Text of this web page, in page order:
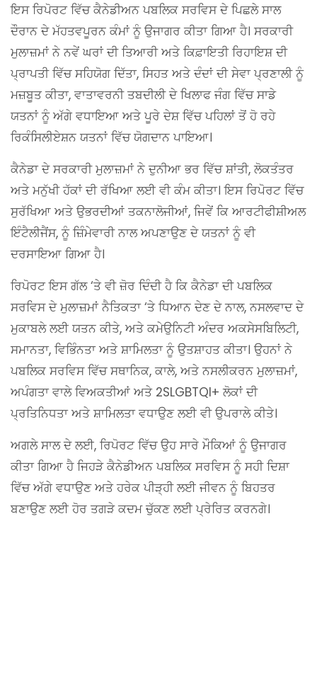
ਇਸ ਰਿਪੋਰਟ ਵਿੱਚ ਕੈਨੇਡੀਅਨ ਪਬਲਿਕ ਸਰਵਿਸ ਦੇ ਪਿਛਲੇ ਸਾਲ
ਦੌਰਾਨ ਦੇ ਮੱਹਤਵਪੂਰਨ ਕੰਮਾਂ ਨੂੰ ਉਜਾਗਰ ਕੀਤਾ ਗਿਆ ਹੈ। ਸਰਕਾਰੀ
ਮੁਲਾਜ਼ਮਾਂ ਨੇ ਨਵੇਂ ਘਰਾਂ ਦੀ ਤਿਆਰੀ ਅਤੇ ਕਿਫ਼ਾਇਤੀ ਰਿਹਾਇਸ਼ ਦੀ
ਪ੍ਰਾਪਤੀ ਵਿੱਚ ਸਹਿਯੋਗ ਦਿੱਤਾ, ਸਿਹਤ ਅਤੇ ਦੰਦਾਂ ਦੀ ਸੇਵਾ ਪ੍ਰਣਾਲੀ ਨੂੰ
ਮਜ਼ਬੂਤ ਕੀਤਾ, ਵਾਤਾਵਰਨੀ ਤਬਦੀਲੀ ਦੇ ਖਿਲਾਫ ਜੰਗ ਵਿੱਚ ਸਾਡੇ
ਯਤਨਾਂ ਨੂੰ ਅੱਗੇ ਵਧਾਇਆ ਅਤੇ ਪੂਰੇ ਦੇਸ਼ ਵਿੱਚ ਪਹਿਲਾਂ ਤੋਂ ਹੋ ਰਹੇ
ਰਿਕੰਸਿਲੀਏਸ਼ਨ ਯਤਨਾਂ ਵਿੱਚ ਯੋਗਦਾਨ ਪਾਇਆ।
ਕੈਨੇਡਾ ਦੇ ਸਰਕਾਰੀ ਮੁਲਾਜ਼ਮਾਂ ਨੇ ਦੁਨੀਆ ਭਰ ਵਿੱਚ ਸ਼ਾਂਤੀ, ਲੋਕਤੰਤਰ
ਅਤੇ ਮਨੁੱਖੀ ਹੱਕਾਂ ਦੀ ਰੱਖਿਆ ਲਈ ਵੀ ਕੰਮ ਕੀਤਾ। ਇਸ ਰਿਪੋਰਟ ਵਿੱਚ
ਸੁਰੱਖਿਆ ਅਤੇ ਉਭਰਦੀਆਂ ਤਕਨਾਲੋਜੀਆਂ, ਜਿਵੇਂ ਕਿ ਆਰਟੀਫੀਸ਼ੀਅਲ
ਇੰਟੈਲੀਜੈਂਸ, ਨੂੰ ਜ਼ਿੰਮੇਵਾਰੀ ਨਾਲ ਅਪਣਾਉਣ ਦੇ ਯਤਨਾਂ ਨੂੰ ਵੀ
ਦਰਸਾਇਆ ਗਿਆ ਹੈ।
ਰਿਪੋਰਟ ਇਸ ਗੱਲ ‘ਤੇ ਵੀ ਜ਼ੋਰ ਦਿੰਦੀ ਹੈ ਕਿ ਕੈਨੇਡਾ ਦੀ ਪਬਲਿਕ
ਸਰਵਿਸ ਦੇ ਮੁਲਾਜ਼ਮਾਂ ਨੈਤਿਕਤਾ ‘ਤੇ ਧਿਆਨ ਦੇਣ ਦੇ ਨਾਲ, ਨਸਲਵਾਦ ਦੇ
ਮੁਕਾਬਲੇ ਲਈ ਯਤਨ ਕੀਤੇ, ਅਤੇ ਕਮੇਉਨਿਟੀ ਅੰਦਰ ਅਕਸੇਸਬਿਲਿਟੀ,
ਸਮਾਨਤਾ, ਵਿਭਿੰਨਤਾ ਅਤੇ ਸ਼ਾਮਿਲਤਾ ਨੂੰ ਉਤਸ਼ਾਹਤ ਕੀਤਾ। ਉਹਨਾਂ ਨੇ
ਪਬਲਿਕ ਸਰਵਿਸ ਵਿੱਚ ਸਥਾਨਿਕ, ਕਾਲੇ, ਅਤੇ ਨਸਲੀਕਰਨ ਮੁਲਾਜ਼ਮਾਂ,
ਅਪੰਗਤਾ ਵਾਲੇ ਵਿਅਕਤੀਆਂ ਅਤੇ 2SLGBTQI+ ਲੋਕਾਂ ਦੀ
ਪ੍ਰਤਿਨਿਧਤਾ ਅਤੇ ਸ਼ਾਮਿਲਤਾ ਵਧਾਉਣ ਲਈ ਵੀ ਉਪਰਾਲੇ ਕੀਤੇ।
ਅਗਲੇ ਸਾਲ ਦੇ ਲਈ, ਰਿਪੋਰਟ ਵਿੱਚ ਉਹ ਸਾਰੇ ਮੌਕਿਆਂ ਨੂੰ ਉਜਾਗਰ
ਕੀਤਾ ਗਿਆ ਹੈ ਜਿਹੜੇ ਕੈਨੇਡੀਅਨ ਪਬਲਿਕ ਸਰਵਿਸ ਨੂੰ ਸਹੀ ਦਿਸ਼ਾ
ਵਿੱਚ ਅੱਗੇ ਵਧਾਉਣ ਅਤੇ ਹਰੇਕ ਪੀੜ੍ਹੀ ਲਈ ਜੀਵਨ ਨੂੰ ਬਿਹਤਰ
ਬਣਾਉਣ ਲਈ ਹੋਰ ਤਗੜੇ ਕਦਮ ਚੁੱਕਣ ਲਈ ਪ੍ਰੇਰਿਤ ਕਰਨਗੇ।